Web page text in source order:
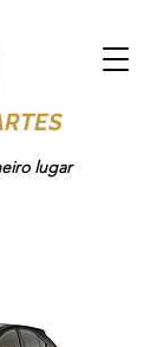
lugar